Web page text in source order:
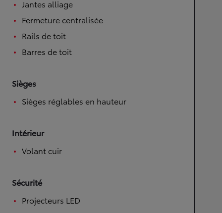
Jantes alliage
Fermeture centralisée
Rails de toit
Barres de toit
Sièges
Sièges réglables en hauteur
Intérieur
Volant cuir
Sécurité
Projecteurs LED